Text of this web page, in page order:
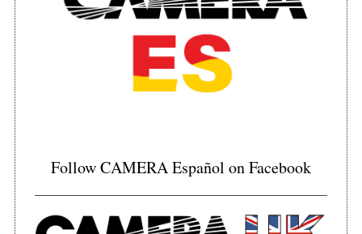
Follow CAMERA Español on Facebook